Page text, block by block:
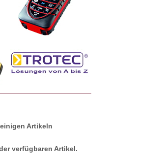
Artikeln
verfügbaren Artikel.